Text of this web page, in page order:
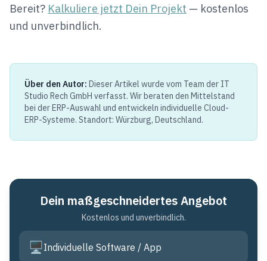
Bereit? Kalkuliere jetzt Dein Projekt — kostenlos
und unverbindlich.
Über den Autor: Dieser Artikel wurde vom Team der IT
Studio Rech GmbH verfasst. Wir beraten den Mittelstand
bei der ERP-Auswahl und entwickeln individuelle Cloud-
ERP-Systeme. Standort: Würzburg, Deutschland.
Dein maßgeschneidertes Angebot
Kostenlos und unverbindlich.
🖥️Individuelle Software / App